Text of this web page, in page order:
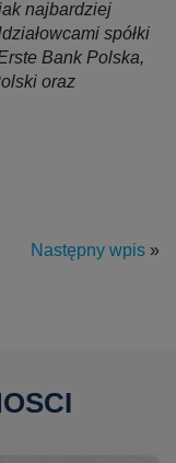
najbardziej
spółki
Bank Polska,
oraz
Następny wpis »